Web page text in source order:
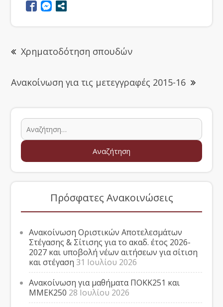
Χρηματοδότηση σπουδών
Ανακοίνωση για τις μετεγγραφές 2015-16
Πρόσφατες Ανακοινώσεις
Ανακοίνωση Οριστικών Αποτελεσμάτων
Στέγασης & Σίτισης για το ακαδ. έτος 2026-
2027 και υποβολή νέων αιτήσεων για σίτιση
και στέγαση 31 Ιουλίου 2026
Ανακοίνωση για μαθήματα ΠΟΚΚ251 και
ΜΜΕΚ250 28 Ιουλίου 2026